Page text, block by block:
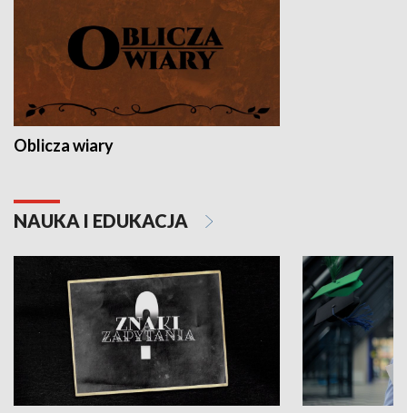
Oblicza wiary
NAUKA I EDUKACJA